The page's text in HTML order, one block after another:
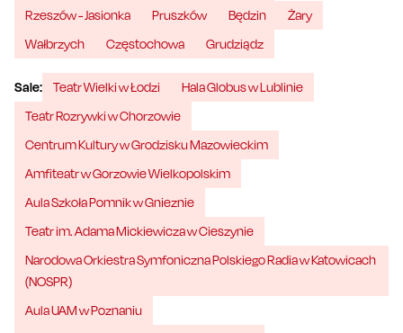
Rzeszów - Jasionka
Pruszków Będzin
Żary
Wałbrzych
Częstochowa Grudziądz
Sale: Teatr Wielki w Łodzi
Hala Globus w Lublinie
Teatr Rozrywki w Chorzowie
Centrum Kultury w Grodzisku Mazowieckim
Amfiteatr w Gorzowie Wielkopolskim
Aula Szkoła Pomnik w Gnieznie
Teatr im. Adama Mickiewicza w Cieszynie
Narodowa Orkiestra Symfoniczna Polskiego Radia w Katowicach
(NOSPR)
Aula UAM w Poznaniu